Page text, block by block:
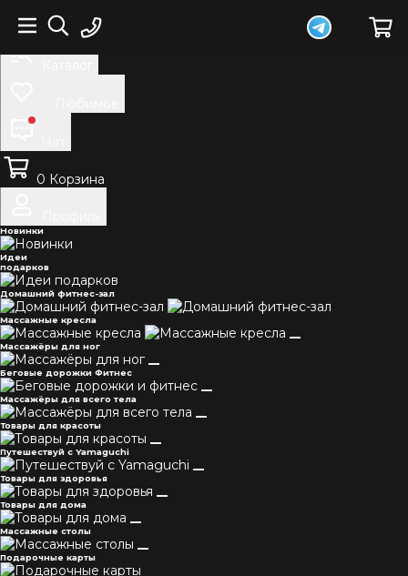
Домой
0 Корзина
Новинки
Идеи
подарков
Домашний фитнес-зал
Массажные кресла
Массажёры для ног
Беговые дорожки Фитнес
Массажёры для всего тела
Товары для красоты
Путешествуй с Yamaguchi
Товары для здоровья
Товары для дома
Массажные столы
Подарочные карты